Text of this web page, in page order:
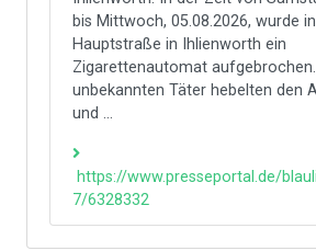
bis Mittwoch, 05.08.2026, wurde
Hauptstraße in Ihlienworth ein
Zigarettenautomat aufgebrochen.
unbekannten Täter hebelten den
und ...
https://www.presseportal.de/
7/6328332